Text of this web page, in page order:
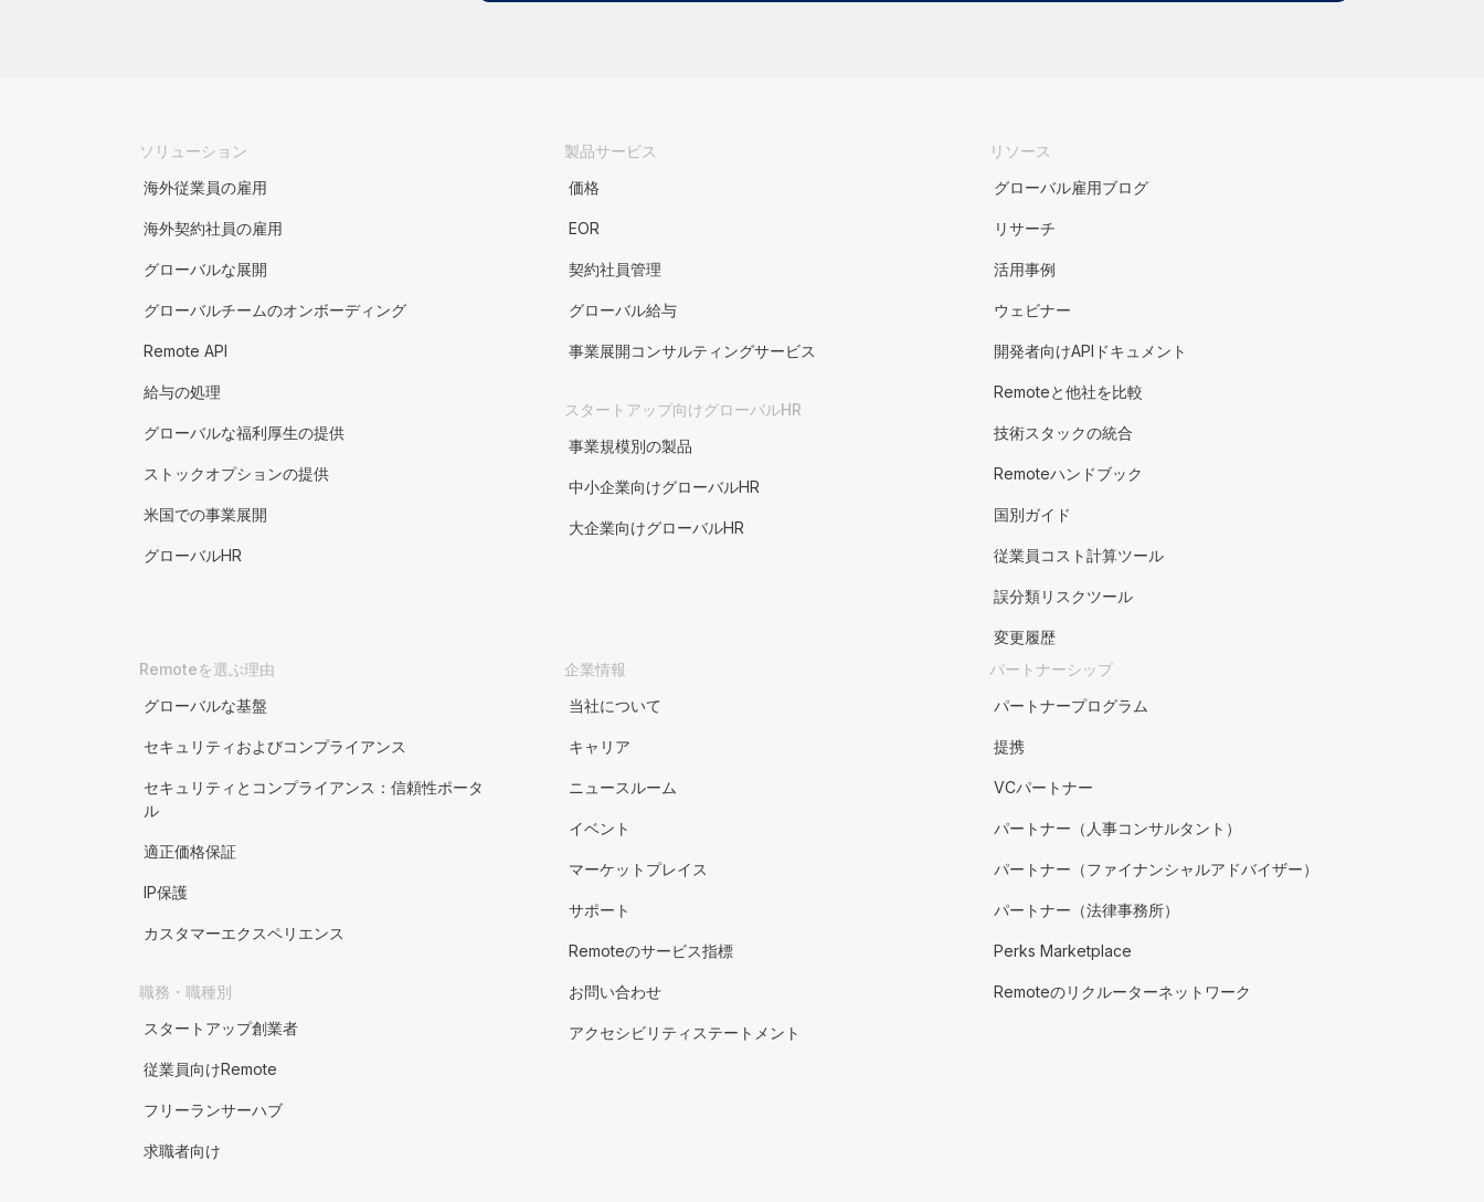
ソリューション
海外従業員の雇用
海外契約社員の雇用
グローバルな展開
グローバルチームのオンボーディング
Remote API
給与の処理
グローバルな福利厚生の提供
ストックオプションの提供
米国での事業展開
グローバルHR
製品サービス
価格
EOR
契約社員管理
グローバル給与
事業展開コンサルティングサービス
スタートアップ向けグローバルHR
事業規模別の製品
中小企業向けグローバルHR
大企業向けグローバルHR
リソース
グローバル雇用ブログ
リサーチ
活用事例
ウェビナー
開発者向けAPIドキュメント
Remoteと他社を比較
技術スタックの統合
Remoteハンドブック
国別ガイド
従業員コスト計算ツール
誤分類リスクツール
変更履歴
Remoteを選ぶ理由
グローバルな基盤
セキュリティおよびコンプライアンス
セキュリティとコンプライアンス：信頼性ポータ
ル
適正価格保証
IP保護
カスタマーエクスペリエンス
職務・職種別
スタートアップ創業者
従業員向けRemote
フリーランサーハブ
求職者向け
企業情報
当社について
キャリア
ニュースルーム
イベント
マーケットプレイス
サポート
Remoteのサービス指標
お問い合わせ
アクセシビリティステートメント
パートナーシップ
パートナープログラム
提携
VCパートナー
パートナー（人事コンサルタント）
パートナー（ファイナンシャルアドバイザー）
パートナー（法律事務所）
Perks Marketplace
Remoteのリクルーターネットワーク